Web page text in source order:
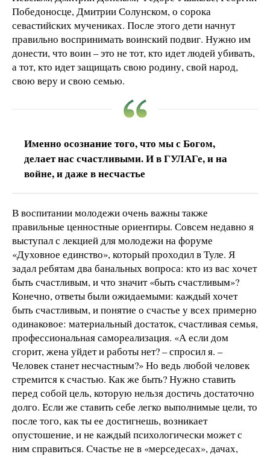
Победоносце, Дмитрии Солунском, о сорока
севастийских мучениках. После этого дети начнут
правильно воспринимать воинский подвиг. Нужно им
донести, что воин – это не тот, кто идет людей убивать,
а тот, кто идет защищать свою родину, свой народ,
свою веру и свою семью.
Именно осознание того, что мы с Богом,
делает нас счастливыми. И в ГУЛАГе, и на
войне, и даже в несчастье
В воспитании молодежи очень важны также
правильные ценностные ориентиры. Совсем недавно я
выступал с лекцией для молодежи на форуме
«Духовное единство», который проходил в Туле. Я
задал ребятам два банальных вопроса: кто из вас хочет
быть счастливым, и что значит «быть счастливым»?
Конечно, ответы были ожидаемыми: каждый хочет
быть счастливым, и понятие о счастье у всех примерно
одинаковое: материальный достаток, счастливая семья,
профессиональная самореализация. «А если дом
сгорит, жена уйдет и работы нет? – спросил я. –
Человек станет несчастным?» Но ведь любой человек
стремится к счастью. Как же быть? Нужно ставить
перед собой цель, которую нельзя достичь достаточно
долго. Если же ставить себе легко выполнимые цели, то
после того, как ты ее достигнешь, возникает
опустошение, и не каждый психологически может с
ним справиться. Счастье не в «мерседесах», дачах,